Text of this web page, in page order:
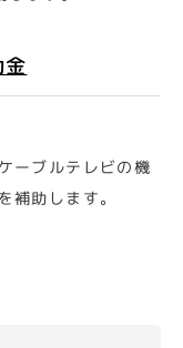
ーブルテレビの機
補助します。